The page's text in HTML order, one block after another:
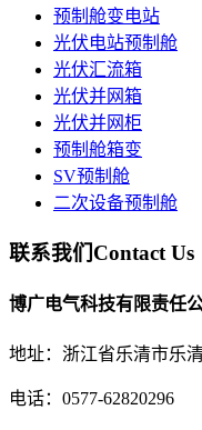
预制舱变电站
光伏电站预制舱
光伏汇流箱
光伏并网箱
光伏并网柜
预制舱箱变
SV预制舱
二次设备预制舱
联系我们Contact Us
博广电气科技有限责任
地址：浙江省乐清市乐
电话：0577-62820296